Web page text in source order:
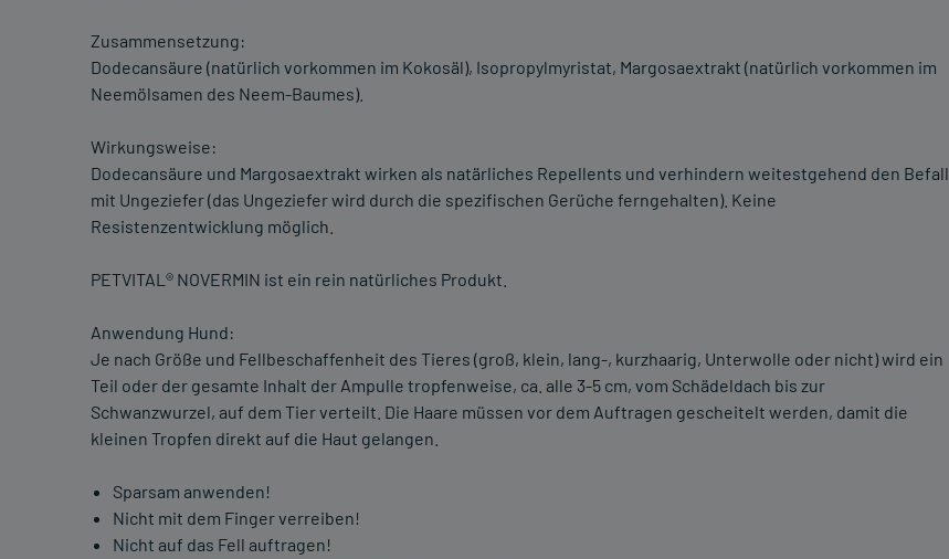
Zusammensetzung:
Dodecansäure (natürlich vorkommen im Kokosäl), Isopropylmyristat, Margosaextrakt (natürlich vorkommen im
Neemölsamen des Neem-Baumes).
Wirkungsweise:
Dodecansäure und Margosaextrakt wirken als natärliches Repellents und verhindern weitestgehend den Befall
mit Ungeziefer (das Ungeziefer wird durch die spezifischen Gerüche ferngehalten). Keine
Resistenzentwicklung möglich.
PETVITAL® NOVERMIN ist ein rein natürliches Produkt.
Anwendung Hund:
Je nach Größe und Fellbeschaffenheit des Tieres (groß, klein, lang-, kurzhaarig, Unterwolle oder nicht) wird ein
Teil oder der gesamte Inhalt der Ampulle tropfenweise, ca. alle 3-5 cm, vom Schädeldach bis zur
Schwanzwurzel, auf dem Tier verteilt. Die Haare müssen vor dem Auftragen gescheitelt werden, damit die
kleinen Tropfen direkt auf die Haut gelangen.
Sparsam anwenden!
Nicht mit dem Finger verreiben!
Nicht auf das Fell auftragen!